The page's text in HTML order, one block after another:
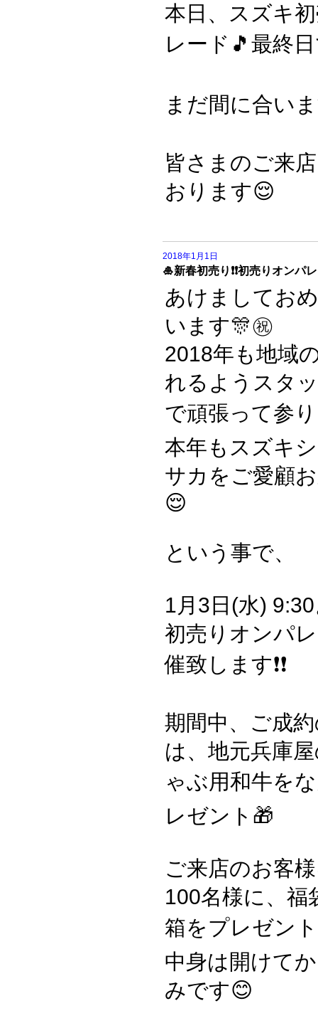
本日、スズキ
レード🎵最終日
まだ間に合いま
皆さまのご来
おります😌
2018年1月1日
🎍新春初売り❗️❗️初売りオンパ
あけましてお
います🎊㊗️
2018年も地域
れるようスタ
で頑張って参り
本年もスズキ
サカをご愛顧
😌
という事で、
1月3日(水)
初売りオンパ
催致します❗️❗️
期間中、ご成
は、地元兵庫
ゃぶ用和牛をな
レゼント🎁
ご来店のお客
100名様に、福
箱をプレゼント
中身は開けて
みです😊